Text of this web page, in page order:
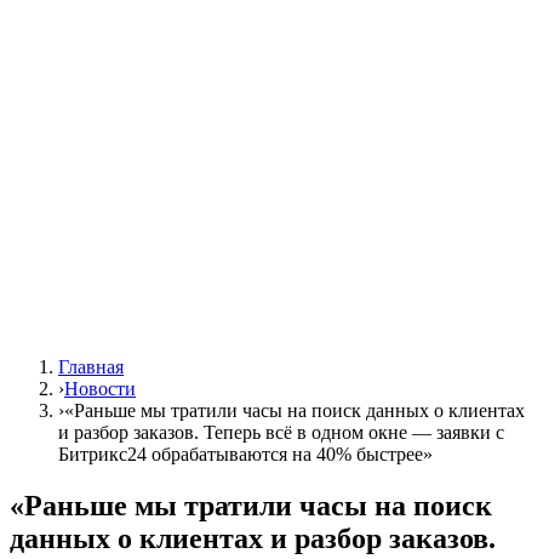
Главная
›Новости
›«Раньше мы тратили часы на поиск данных о клиентах
и разбор заказов. Теперь всё в одном окне — заявки с
Битрикс24 обрабатываются на 40% быстрее»
«Раньше мы тратили часы на поиск
данных о клиентах и разбор заказов.